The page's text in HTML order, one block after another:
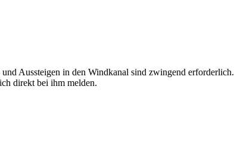
Aussteigen in den Windkanal sind zwingend erforderlich.
direkt bei ihm melden.